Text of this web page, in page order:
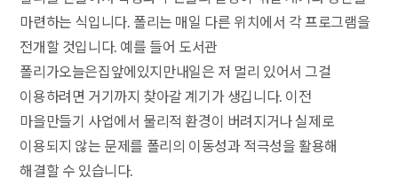
마련하는 식입니다. 폴리는 매일 다른 위치에서 각 프로그램을
전개할 것입니다. 예를 들어 도서관
폴리가오늘은집앞에있지만내일은 저 멀리 있어서 그걸
이용하려면 거기까지 찾아갈 계기가 생깁니다. 이전
마을만들기 사업에서 물리적 환경이 버려지거나 실제로
이용되지 않는 문제를 폴리의 이동성과 적극성을 활용해
해결할 수 있습니다.